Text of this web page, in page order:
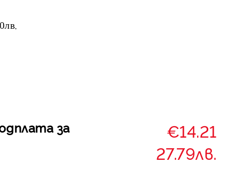
.Безплатна доставка със
за
€14.21
27.79лв.